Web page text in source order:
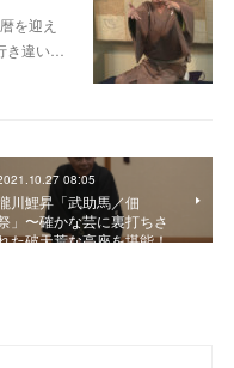
を迎え
き違い…
08:05
川鯉昇「武助馬／佃
」〜確かな芸に裏打ちさ
た破天荒な高座を堪能！